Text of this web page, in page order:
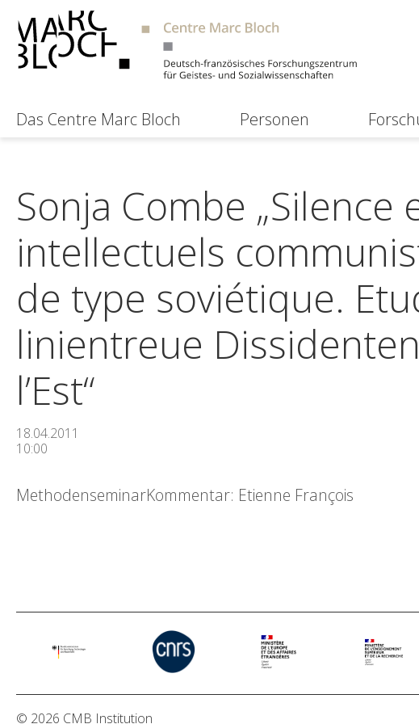
Das Centre Marc Bloch Personen
Sonja Combe
intellectuels
de type soviétique.
linientreue
l’Est“
18.04.2011
10:00
MethodenseminarKommentar: Etienne François
© 2026 CMB Institution